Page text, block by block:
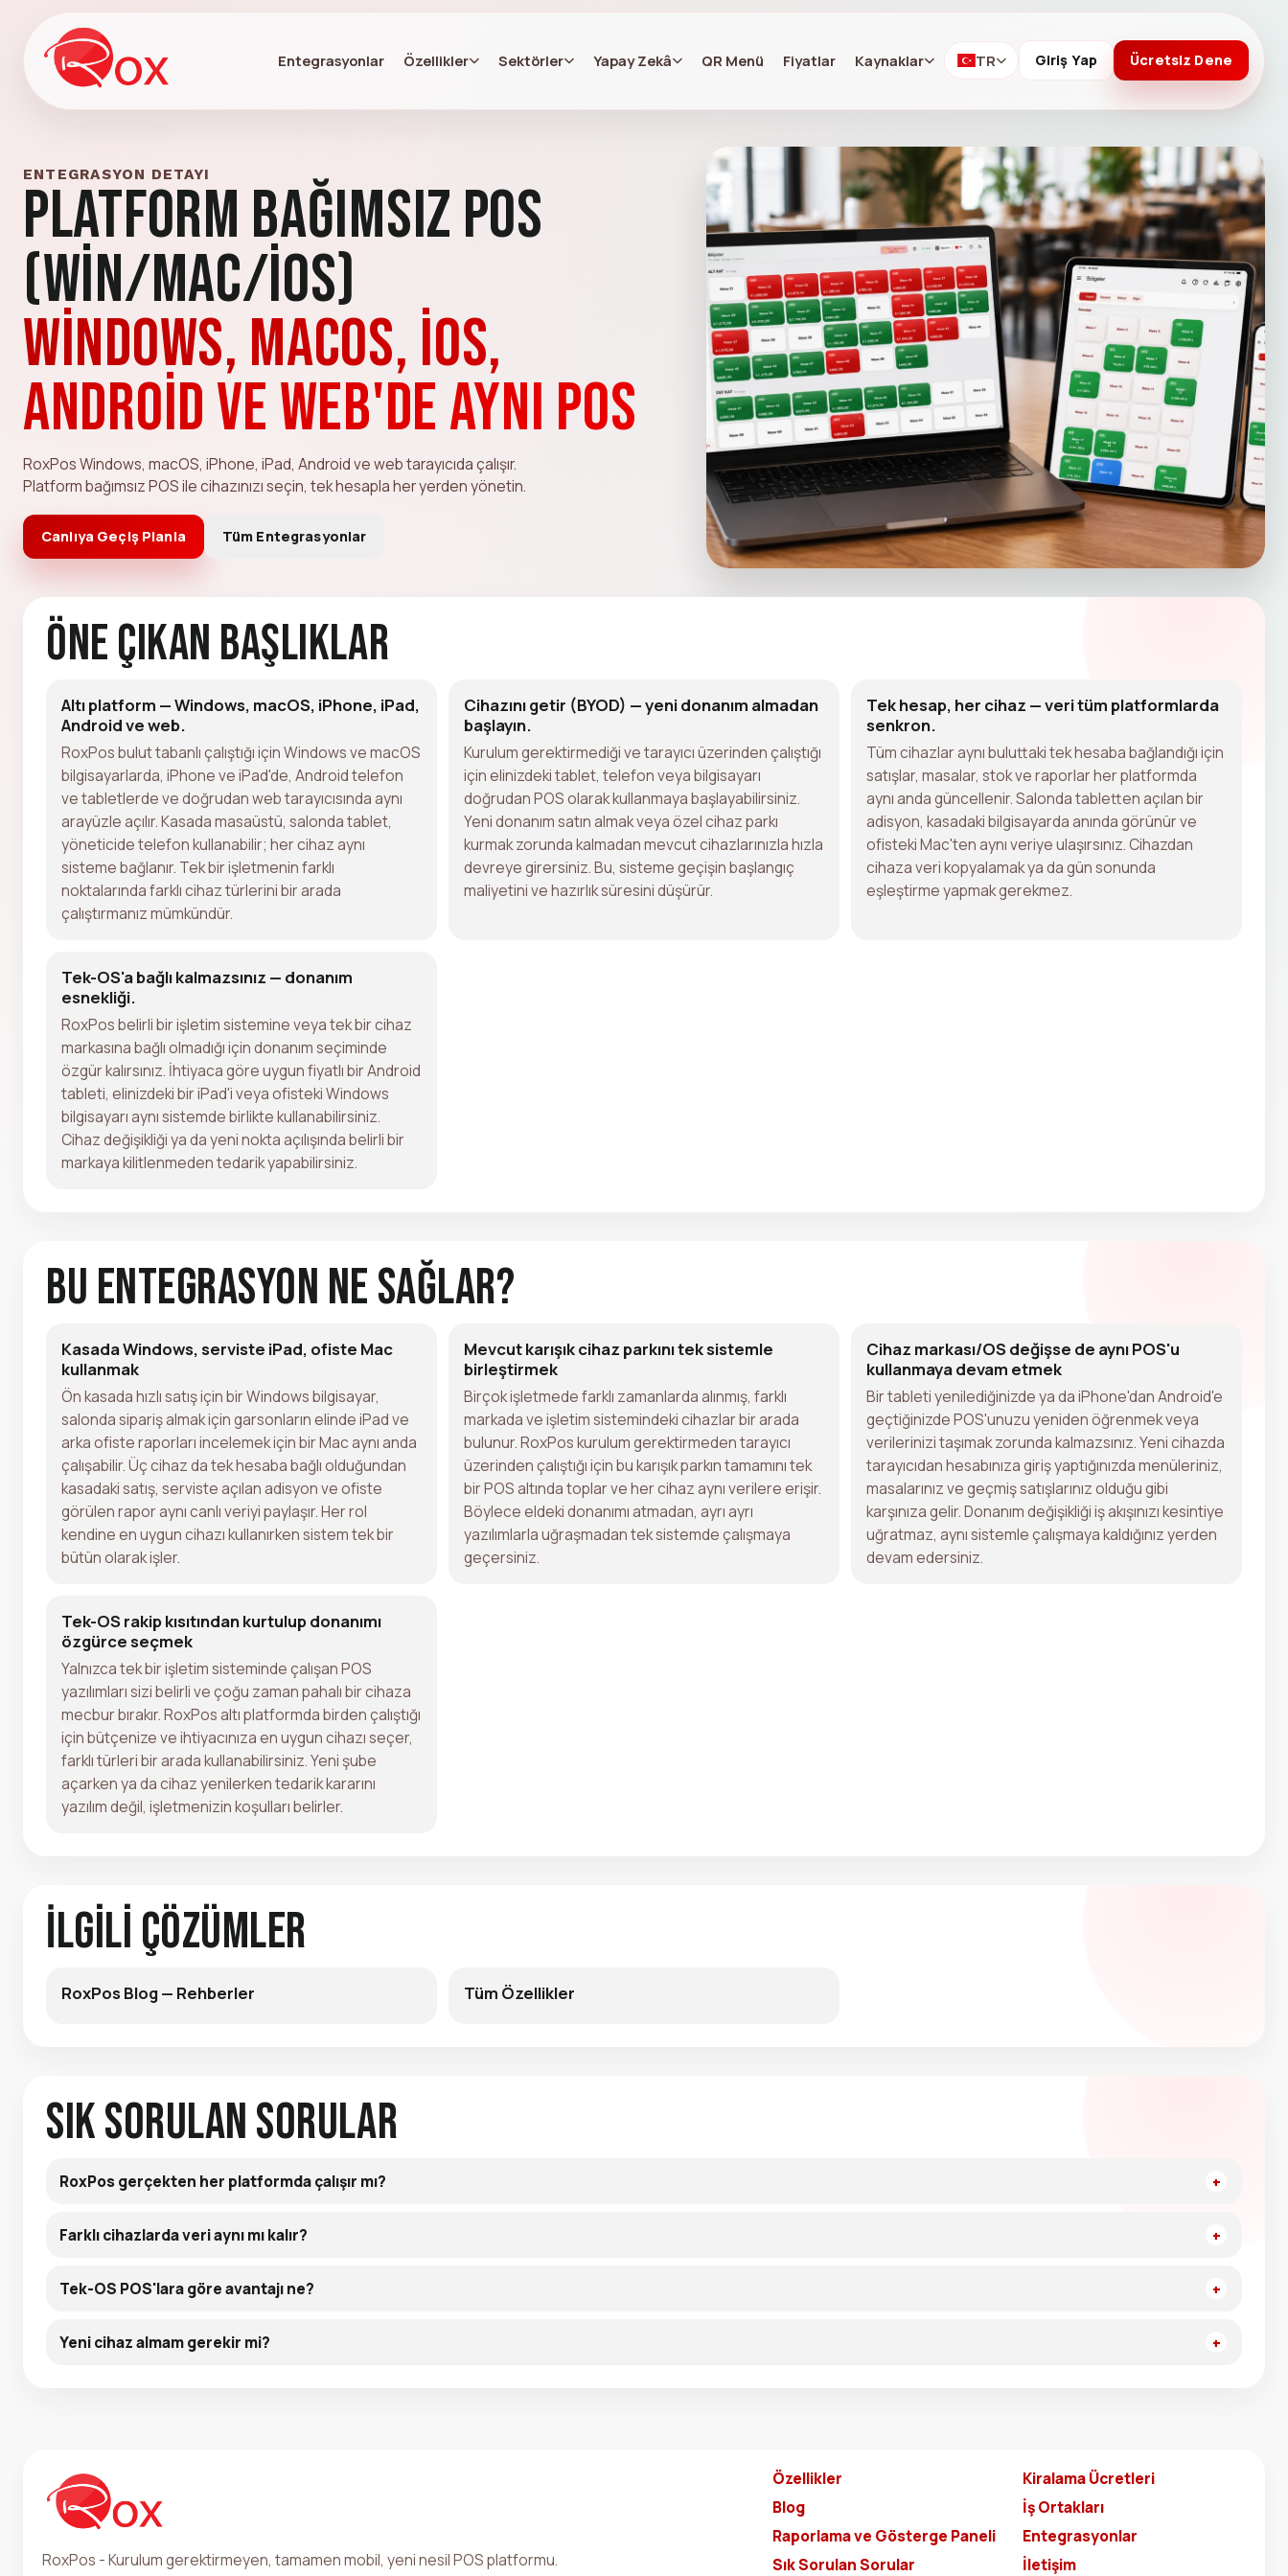
Entegrasyonlar Özellikler Sektörler Yapay Zekâ QR Menü Fiyatlar Kaynaklar TR Giriş Yap Ücretsiz Dene
ENTEGRASYON DETAYI
Platform Bağımsız POS
(Win/Mac/iOS)
Windows, macOS, iOS,
Android ve web'de aynı POS
RoxPos Windows, macOS, iPhone, iPad, Android ve web tarayıcıda çalışır.
Platform bağımsız POS ile cihazınızı seçin, tek hesapla her yerden yönetin.
Canlıya Geçiş Planla Tüm Entegrasyonlar
Öne Çıkan Başlıklar
Altı platform — Windows, macOS, iPhone, iPad,
Android ve web.
RoxPos bulut tabanlı çalıştığı için Windows ve macOS
bilgisayarlarda, iPhone ve iPad'de, Android telefon
ve tabletlerde ve doğrudan web tarayıcısında aynı
arayüzle açılır. Kasada masaüstü, salonda tablet,
yöneticide telefon kullanabilir; her cihaz aynı
sisteme bağlanır. Tek bir işletmenin farklı
noktalarında farklı cihaz türlerini bir arada
çalıştırmanız mümkündür.
Cihazını getir (BYOD) — yeni donanım almadan
başlayın.
Kurulum gerektirmediği ve tarayıcı üzerinden çalıştığı
için elinizdeki tablet, telefon veya bilgisayarı
doğrudan POS olarak kullanmaya başlayabilirsiniz.
Yeni donanım satın almak veya özel cihaz parkı
kurmak zorunda kalmadan mevcut cihazlarınızla hızla
devreye girersiniz. Bu, sisteme geçişin başlangıç
maliyetini ve hazırlık süresini düşürür.
Tek hesap, her cihaz — veri tüm platformlarda
senkron.
Tüm cihazlar aynı buluttaki tek hesaba bağlandığı için
satışlar, masalar, stok ve raporlar her platformda
aynı anda güncellenir. Salonda tabletten açılan bir
adisyon, kasadaki bilgisayarda anında görünür ve
ofisteki Mac'ten aynı veriye ulaşırsınız. Cihazdan
cihaza veri kopyalamak ya da gün sonunda
eşleştirme yapmak gerekmez.
Tek-OS'a bağlı kalmazsınız — donanım
esnekliği.
RoxPos belirli bir işletim sistemine veya tek bir cihaz
markasına bağlı olmadığı için donanım seçiminde
özgür kalırsınız. İhtiyaca göre uygun fiyatlı bir Android
tableti, elinizdeki bir iPad'i veya ofisteki Windows
bilgisayarı aynı sistemde birlikte kullanabilirsiniz.
Cihaz değişikliği ya da yeni nokta açılışında belirli bir
markaya kilitlenmeden tedarik yapabilirsiniz.
Bu Entegrasyon Ne Sağlar?
Kasada Windows, serviste iPad, ofiste Mac
kullanmak
Ön kasada hızlı satış için bir Windows bilgisayar,
salonda sipariş almak için garsonların elinde iPad ve
arka ofiste raporları incelemek için bir Mac aynı anda
çalışabilir. Üç cihaz da tek hesaba bağlı olduğundan
kasadaki satış, serviste açılan adisyon ve ofiste
görülen rapor aynı canlı veriyi paylaşır. Her rol
kendine en uygun cihazı kullanırken sistem tek bir
bütün olarak işler.
Mevcut karışık cihaz parkını tek sistemle
birleştirmek
Birçok işletmede farklı zamanlarda alınmış, farklı
markada ve işletim sistemindeki cihazlar bir arada
bulunur. RoxPos kurulum gerektirmeden tarayıcı
üzerinden çalıştığı için bu karışık parkın tamamını tek
bir POS altında toplar ve her cihaz aynı verilere erişir.
Böylece eldeki donanımı atmadan, ayrı ayrı
yazılımlarla uğraşmadan tek sistemde çalışmaya
geçersiniz.
Cihaz markası/OS değişse de aynı POS'u
kullanmaya devam etmek
Bir tableti yenilediğinizde ya da iPhone'dan Android'e
geçtiğinizde POS'unuzu yeniden öğrenmek veya
verilerinizi taşımak zorunda kalmazsınız. Yeni cihazda
tarayıcıdan hesabınıza giriş yaptığınızda menüleriniz,
masalarınız ve geçmiş satışlarınız olduğu gibi
karşınıza gelir. Donanım değişikliği iş akışınızı kesintiye
uğratmaz, aynı sistemle çalışmaya kaldığınız yerden
devam edersiniz.
Tek-OS rakip kısıtından kurtulup donanımı
özgürce seçmek
Yalnızca tek bir işletim sisteminde çalışan POS
yazılımları sizi belirli ve çoğu zaman pahalı bir cihaza
mecbur bırakır. RoxPos altı platformda birden çalıştığı
için bütçenize ve ihtiyacınıza en uygun cihazı seçer,
farklı türleri bir arada kullanabilirsiniz. Yeni şube
açarken ya da cihaz yenilerken tedarik kararını
yazılım değil, işletmenizin koşulları belirler.
İlgili Çözümler
RoxPos Blog — Rehberler Tüm Özellikler
Sık Sorulan Sorular
RoxPos gerçekten her platformda çalışır mı?
Farklı cihazlarda veri aynı mı kalır?
Tek-OS POS'lara göre avantajı ne?
Yeni cihaz almam gerekir mi?
RoxPos - Kurulum gerektirmeyen, tamamen mobil, yeni nesil POS platformu.
Özellikler
Blog
Raporlama ve Gösterge Paneli
Sık Sorulan Sorular
Kiralama Ücretleri
İş Ortakları
Entegrasyonlar
İletişim